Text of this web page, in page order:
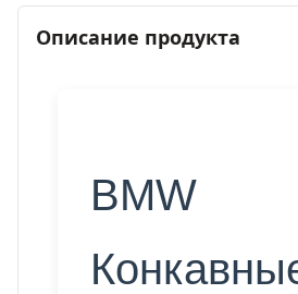
Описание продукта
BMW